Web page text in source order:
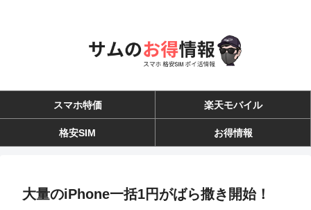
スマホ特価 楽天モバイル
格安SIM お得情報
大量のiPhone一括1円がばら撒き開始！